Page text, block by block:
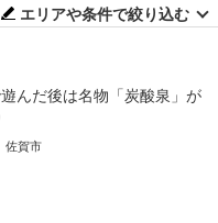
エリアや条件で絞り込む
んだ後は名物「炭酸泉」が
佐賀市